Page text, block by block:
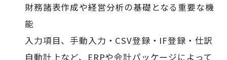
財務諸表作成や経営分析の基礎となる重要な機
能
入力項目、手動入力・CSV登録・IF登録・仕訳
自動計上など、ERPや会計パッケージによって